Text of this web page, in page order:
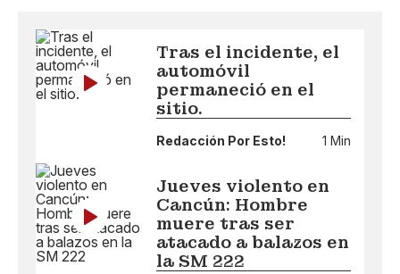
Tras el incidente, el
automóvil
permaneció en el
sitio.
Redacción Por Esto! 1 Min
Jueves violento en
Cancún: Hombre
muere tras ser
atacado a balazos en
la SM 222